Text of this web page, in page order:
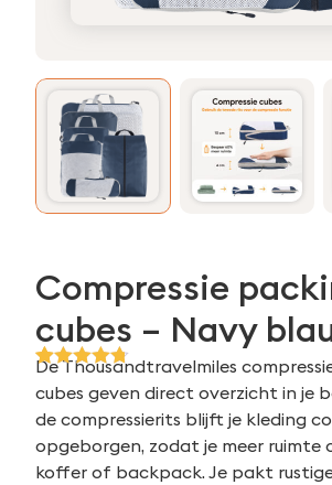
Compressie
cubes – Navy
4.71op 5
gebaseerd
klantbeoordelingen
De Thousandtravelmiles
cubes geven direct overzicht in je
de compressierits blijft je kleding
opgeborgen, zodat je meer ruimte
koffer of backpack. Je pakt